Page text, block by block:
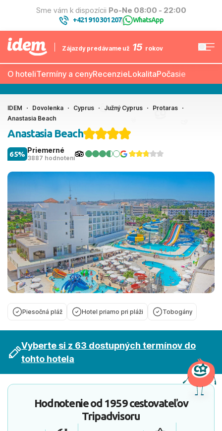
Sme vám k dispozícii Po-Ne 08:00 - 22:00
+421 910 301 207| WhatsApp
Zájazdy predávame už 15 rokov
O hoteliTermíny a cenyRecenzieLokalitaPočasie
IDEM Dovolenka Cyprus Južný Cyprus
Protaras
Anastasia Beach
Anastasia Beach
Priemerné
3887 hodnotení
65%
Piesočná pláž Hotel priamo pri pláži Tobogány
Vyberte si z 63 dostupných termínov do
tohto hotela
Hodnotenie od 1959 cestovateľov
Tripadvisoru